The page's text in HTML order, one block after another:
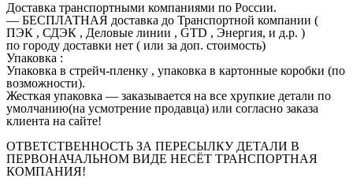
Доставка транспортными компаниями по России.
— БЕСПЛАТНАЯ доставка до Транспортной компании (
ПЭК , СДЭК , Деловые линии , GTD , Энергия, и д.р. )
по городу доставки нет ( или за доп. стоимость)
Упаковка :
Упаковка в стрейч-пленку , упаковка в картонные коробки (по
возможности).
Жесткая упаковка — заказывается на все хрупкие детали по
умолчанию(на усмотрение продавца) или согласно заказа
клиента на сайте!
ОТВЕТСТВЕННОСТЬ ЗА ПЕРЕСЫЛКУ ДЕТАЛИ В
ПЕРВОНАЧАЛЬНОМ ВИДЕ НЕСЁТ ТРАНСПОРТНАЯ
КОМПАНИЯ!